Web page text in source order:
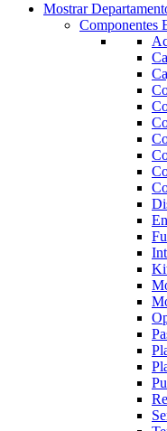
Mostrar
Componentes